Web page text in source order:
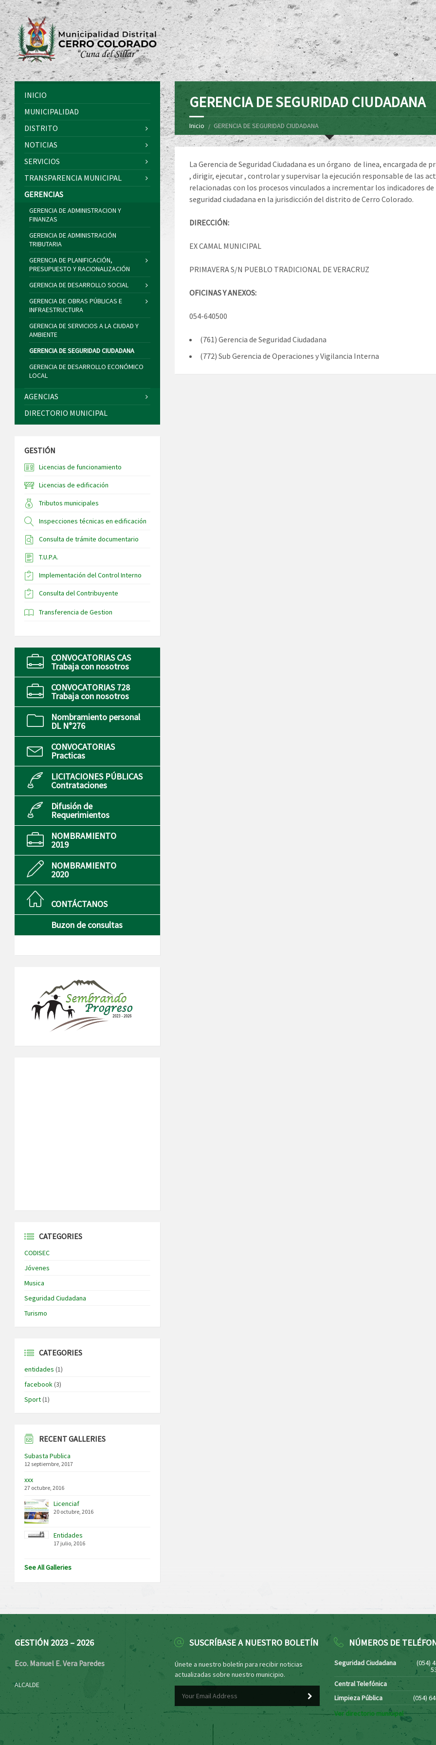
GERENCIA DE SEGURIDAD CIUDADANA
Inicio GERENCIA DE SEGURIDAD CIUDADANA
La Gerencia de Seguridad Ciudadana es un órgano de linea, encargada de
, dirigir, ejecutar , controlar y supervisar la ejecución responsable de las
relacionadas con los procesos vinculados a incrementar los indicadores de
seguridad ciudadana en la jurisdicción del distrito de Cerro Colorado.
DIRECCIÓN:
EX CAMAL MUNICIPAL
PRIMAVERA S/N PUEBLO TRADICIONAL DE VERACRUZ
OFICINAS Y ANEXOS:
054-640500
(761) Gerencia de Seguridad Ciudadana
(772) Sub Gerencia de Operaciones y Vigilancia Interna
INICIO
MUNICIPALIDAD
DISTRITO
NOTICIAS
SERVICIOS
TRANSPARENCIA MUNICIPAL
GERENCIAS
GERENCIA DE ADMINISTRACION Y
FINANZAS
GERENCIA DE ADMINISTRACIÓN
TRIBUTARIA
GERENCIA DE PLANIFICACIÓN,
PRESUPUESTO Y RACIONALIZACIÓN
GERENCIA DE DESARROLLO SOCIAL
GERENCIA DE OBRAS PÚBLICAS E
INFRAESTRUCTURA
GERENCIA DE SERVICIOS A LA CIUDAD Y
AMBIENTE
GERENCIA DE SEGURIDAD CIUDADANA
GERENCIA DE DESARROLLO ECONÓMICO
LOCAL
AGENCIAS
DIRECTORIO MUNICIPAL
GESTIÓN
Licencias de funcionamiento
Licencias de edificación
Tributos municipales
Inspecciones técnicas en edificación
Consulta de trámite documentario
T.U.P.A.
Implementación del Control Interno
Consulta del Contribuyente
Transferencia de Gestion
CONVOCATORIAS CAS
Trabaja con nosotros
CONVOCATORIAS 728
Trabaja con nosotros
Nombramiento personal
DL N°276
CONVOCATORIAS
Practicas
LICITACIONES PÚBLICAS
Contrataciones
Difusión de
Requerimientos
NOMBRAMIENTO
2019
NOMBRAMIENTO
2020
CONTÁCTANOS
Buzon de consultas
CATEGORIES
CODISEC
Jóvenes
Musica
Seguridad Ciudadana
Turismo
CATEGORIES
entidades (1)
facebook(3)
Sport(1)
RECENT GALLERIES
Subasta Publica
12 septiembre, 2017
xxx
27 octubre, 2016
Licenciaf
20 octubre, 2016
Entidades
17 julio, 2016
See All Galleries
GESTIÓN 2023 – 2026
Eco. Manuel E. Vera Paredes
ALCALDE
SUSCRÍBASE A NUESTRO BOLETÍN
Únete a nuestro boletín para recibir noticias
actualizadas sobre nuestro municipio.
NÚMEROS DE
Seguridad Ciudadana (054)
Central Telefónica
Limpieza Pública
(054)
Ver directorio municipal